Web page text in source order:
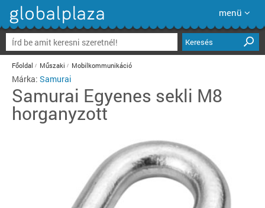
menü
Keresés
Főoldal Műszaki Mobilkommunikáció
Márka: Samurai
Samurai Egyenes sekli M8
horganyzott